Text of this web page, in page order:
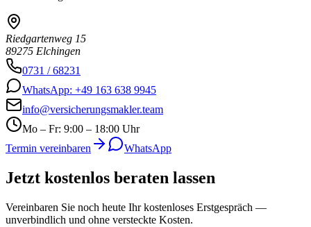
Riedgartenweg 15
89275 Elchingen
0731 / 68231
WhatsApp: +49 163 638 9945
info@versicherungsmakler.team
Mo – Fr: 9:00 – 18:00 Uhr
Termin vereinbaren
WhatsApp
Jetzt kostenlos beraten lassen
Vereinbaren Sie noch heute Ihr kostenloses Erstgespräch —
unverbindlich und ohne versteckte Kosten.